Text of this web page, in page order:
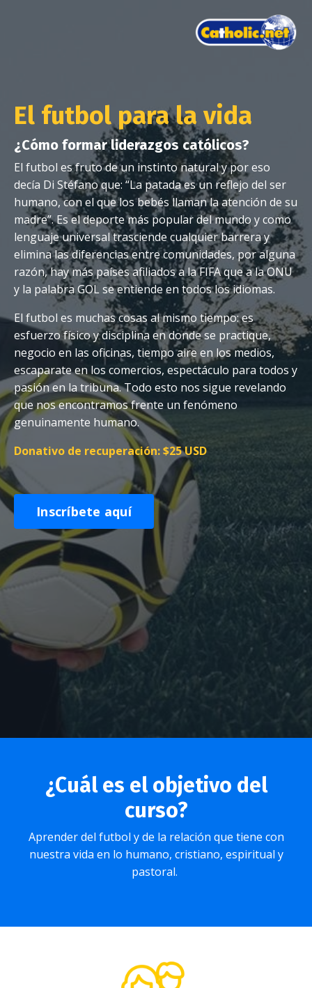
El futbol para la vida
¿Cómo formar liderazgos católicos?
El futbol es fruto de un instinto natural y por eso
decía Di Stéfano que: “La patada es un reflejo del ser
humano, con el que los bebés llaman la atención de su
madre”. Es el deporte más popular del mundo y como
lenguaje universal trasciende cualquier barrera y
elimina las diferencias entre comunidades, por alguna
razón, hay más países afiliados a la FIFA que a la ONU
y la palabra GOL se entiende en todos los idiomas.
El futbol es muchas cosas al mismo tiempo: es
esfuerzo físico y disciplina en donde se practique,
negocio en las oficinas, tiempo aire en los medios,
escaparate en los comercios, espectáculo para todos y
pasión en la tribuna. Todo esto nos sigue revelando
que nos encontramos frente un fenómeno
genuinamente humano.
Donativo de recuperación: $25 USD
Inscríbete aquí
¿Cuál es el objetivo del
curso?
Aprender del futbol y de la relación que tiene con
nuestra vida en lo humano, cristiano, espiritual y
pastoral.